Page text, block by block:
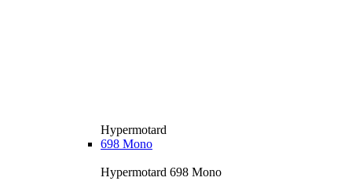
Hypermotard
698 Mono
Hypermotard 698 Mono